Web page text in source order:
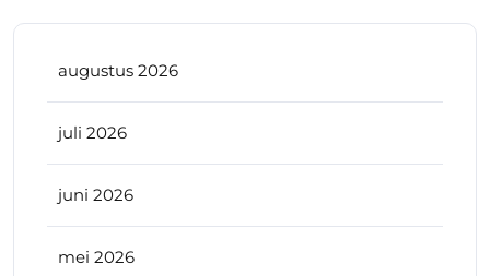
augustus 2026
juli 2026
juni 2026
mei 2026